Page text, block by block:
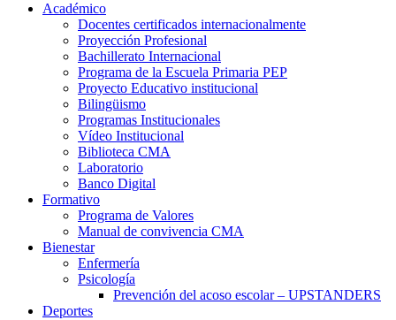
Académico
Docentes certificados internacionalmente
Proyección Profesional
Bachillerato Internacional
Programa de la Escuela Primaria PEP
Proyecto Educativo institucional
Bilingüismo
Programas Institucionales
Vídeo Institucional
Biblioteca CMA
Laboratorio
Banco Digital
Formativo
Programa de Valores
Manual de convivencia CMA
Bienestar
Enfermería
Psicología
Prevención del acoso escolar – UPSTANDERS
Deportes